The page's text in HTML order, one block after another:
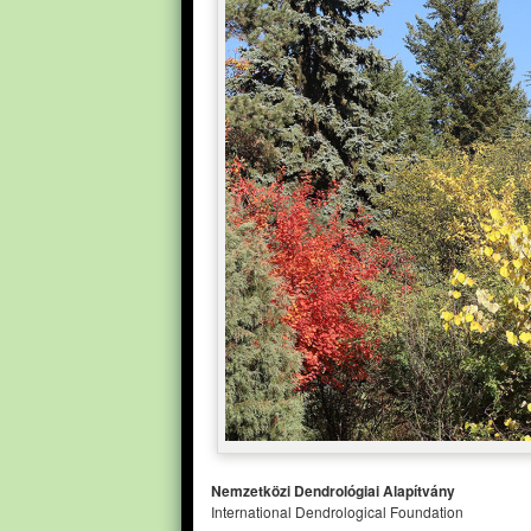
Nemzetközi Dendrológiai Alapítvány
International Dendrological Foundation